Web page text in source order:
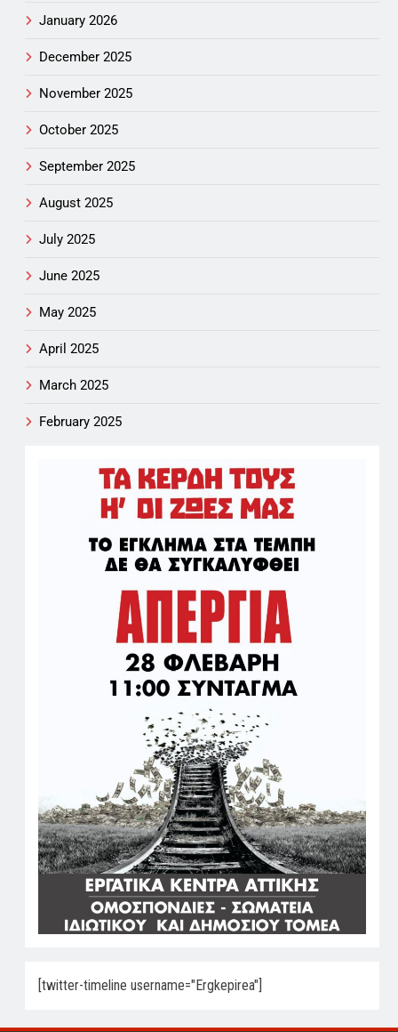
January 2026
December 2025
November 2025
October 2025
September 2025
August 2025
July 2025
June 2025
May 2025
April 2025
March 2025
February 2025
[twitter-timeline username="Ergkepirea"]